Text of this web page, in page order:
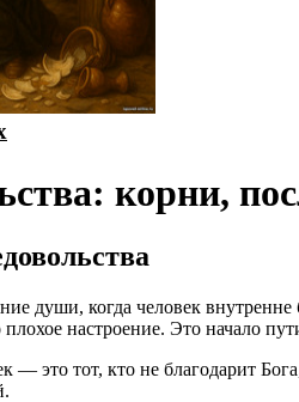
корни,
души, когда человек
настроение. Это начало
— это тот, кто не благодарит